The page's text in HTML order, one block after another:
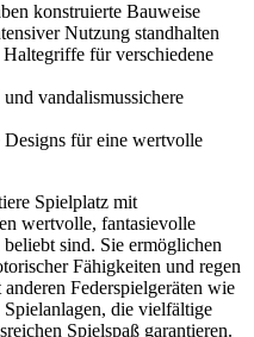
konstruierte Bauweise
Nutzung standhalten
für verschiedene
vandalismussichere
Designs für eine wertvolle
Spielplatz mit
wertvolle, fantasievolle
sind. Sie ermöglichen
Fähigkeiten und regen
Federspielgeräten wie
die vielfältige
Spielspaß garantieren.